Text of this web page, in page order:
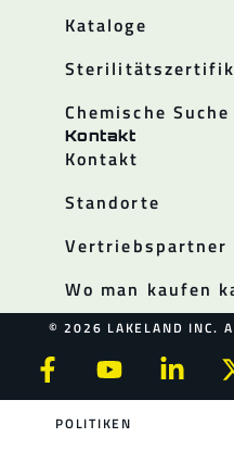
Kataloge
Chemische Suche
Kontakt
Kontakt
Standorte
Vertriebspartner
Wo man kaufen
© 2026 LAKELAND INC.
POLITIKEN